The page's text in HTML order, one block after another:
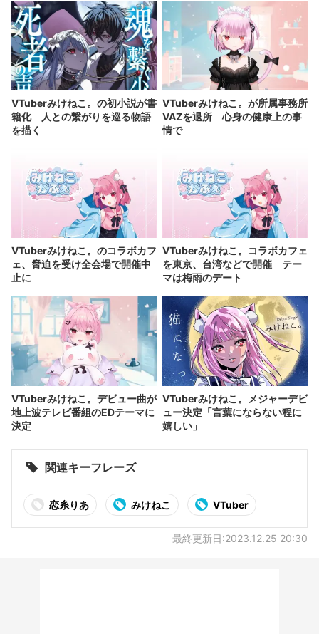
VTuberみけねこ。の初小説が書
籍化 人との繋がりを巡る物語
を描く
VTuberみけねこ。が所属事務所
VAZを退所 心身の健康上の事
情で
VTuberみけねこ。のコラボカフ
ェ、脅迫を受け全会場で開催中
止に
VTuberみけねこ。コラボカフェ
を東京、台湾などで開催 テー
マは梅雨のデート
VTuberみけねこ。デビュー曲が
地上波テレビ番組のEDテーマに
決定
VTuberみけねこ。メジャーデビ
ュー決定「言葉にならない程に
嬉しい」
関連キーフレーズ
恋糸りあ みけねこ VTuber
最終更新日:2023.12.25 20:30